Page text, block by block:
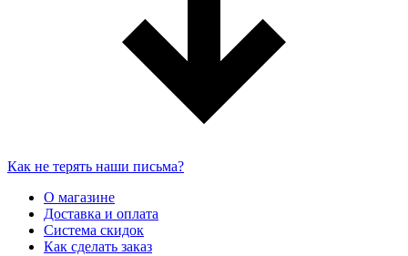
Как не терять наши письма?
О магазине
Доставка и оплата
Система скидок
Как сделать заказ